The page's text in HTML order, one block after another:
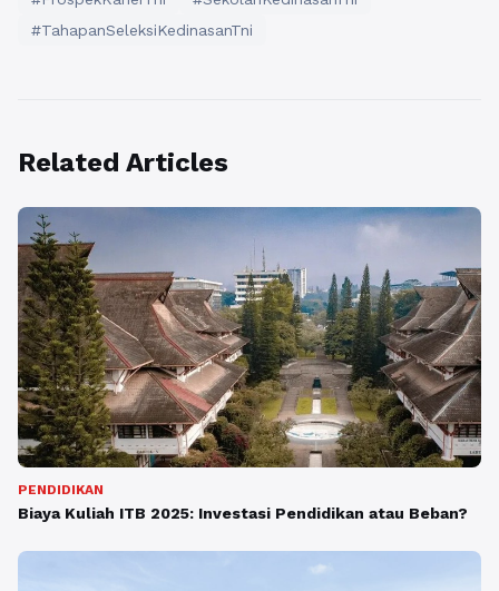
#TahapanSeleksiKedinasanTni
Related Articles
PENDIDIKAN
Biaya Kuliah ITB 2025: Investasi Pendidikan atau Beban?